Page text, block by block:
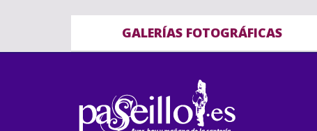
GALERÍAS FOTOGRÁFICAS